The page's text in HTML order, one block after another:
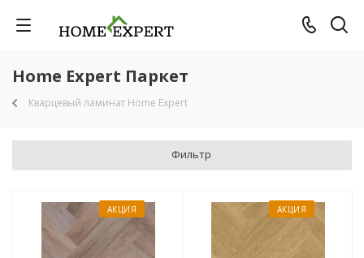
Home Expert Паркет
Кварцевый ламинат Home Expert
Фильтр
АКЦИЯ АКЦИЯ